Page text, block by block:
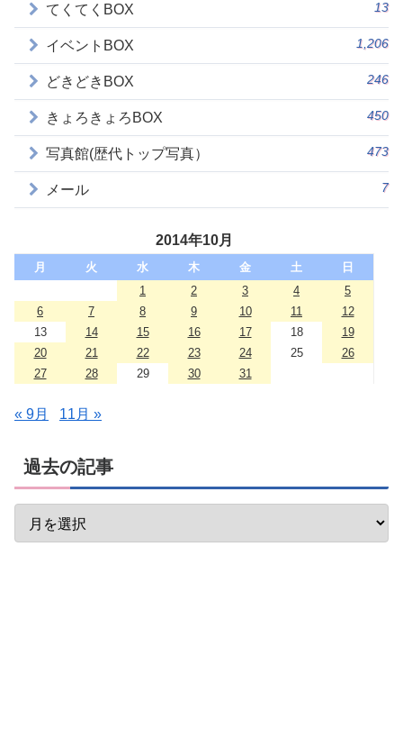
てくてくBOX 13
イベントBOX 1,206
どきどきBOX 246
きょろきょろBOX 450
写真館(歴代トップ写真） 473
メール 7
2014年10月
月 火 水 木 金 土
日
1
2 3 4
5
6
7 8 9 10 11
12
13
14 15 16 17 18
19
20
21 22 23 24 25
26
27
28 29 30 31
« 9月 11月 »
過去の記事